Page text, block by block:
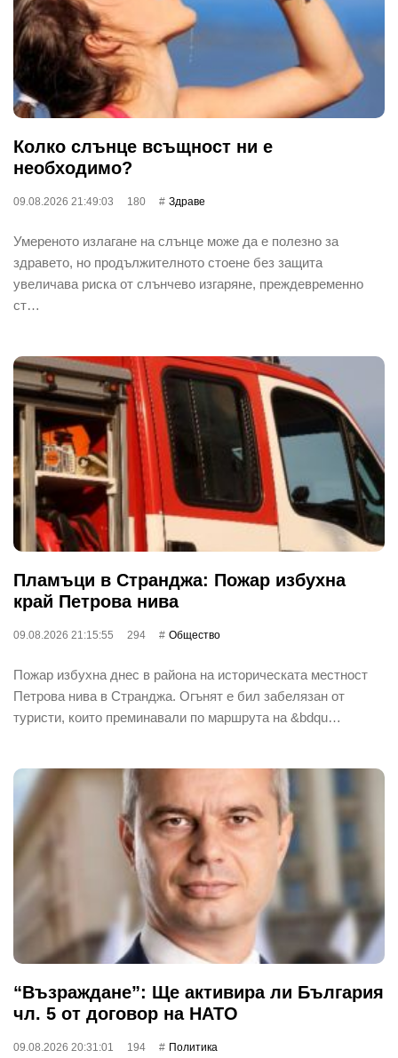
Колко слънце всъщност ни е
необходимо?
09.08.2026 21:49:03 180 Здраве
Умереното излагане на слънце може да е полезно за
здравето, но продължителното стоене без защита
увеличава риска от слънчево изгаряне, преждевременно
ст…
Пламъци в Странджа: Пожар избухна
край Петрова нива
09.08.2026 21:15:55 294 Общество
Пожар избухна днес в района на историческата местност
Петрова нива в Странджа. Огънят е бил забелязан от
туристи, които преминавали по маршрута на &bdqu…
“Възраждане”: Ще активира ли България
чл. 5 от договор на НАТО
09.08.2026 20:31:01 194 Политика